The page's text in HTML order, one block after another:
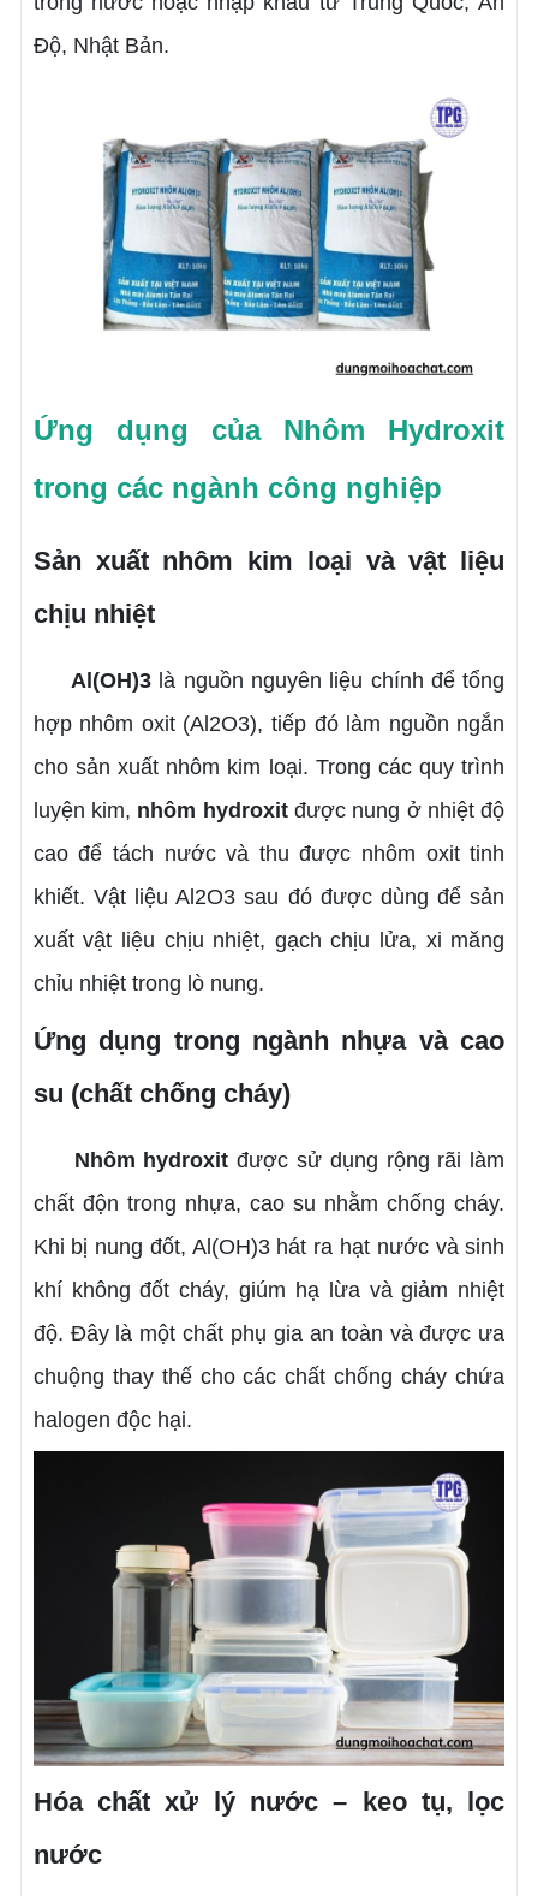
Độ, Nhật Bản.
Ứng dụng của Nhôm Hydroxit
trong các ngành công nghiệp
Sản xuất nhôm kim loại và vật liệu
chịu nhiệt
Al(OH)3 là nguồn nguyên liệu chính để tổng
hợp nhôm oxit (Al2O3), tiếp đó làm nguồn ngắn
cho sản xuất nhôm kim loại. Trong các quy trình
luyện kim, nhôm hydroxitđược nung ở nhiệt độ
cao để tách nước và thu được nhôm oxit tinh
khiết. Vật liệu Al2O3 sau đó được dùng để sản
xuất vật liệu chịu nhiệt, gạch chịu lửa, xi măng
chỉu nhiệt trong lò nung.
Ứng dụng trong ngành nhựa và cao
su (chất chống cháy)
Nhôm hydroxit được sử dụng rộng rãi làm
chất độn trong nhựa, cao su nhằm chống cháy.
Khi bị nung đốt, Al(OH)3 hát ra hạt nước và sinh
khí không đốt cháy, giúm hạ lừa và giảm nhiệt
độ. Đây là một chất phụ gia an toàn và được ưa
chuộng thay thế cho các chất chống cháy chứa
halogen độc hại.
Hóa chất xử lý nước – keo tụ, lọc
nước